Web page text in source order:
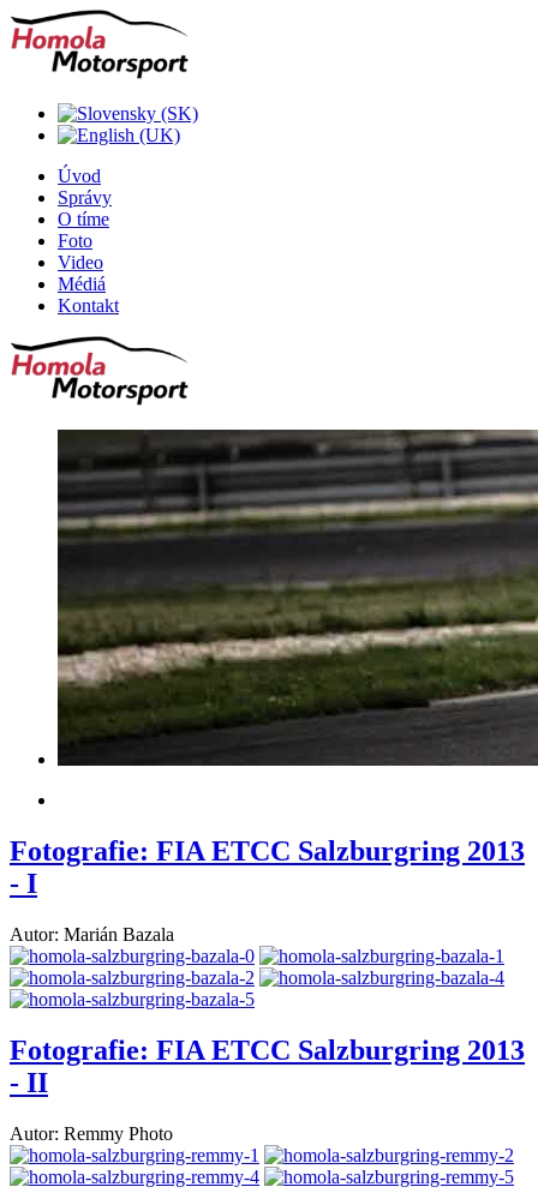
Úvod
Správy
O tíme
Foto
Video
Médiá
Kontakt
Fotografie: FIA ETCC Salzburgring 2013
- I
Autor: Marián Bazala
Fotografie: FIA ETCC Salzburgring 2013
- II
Autor: Remmy Photo